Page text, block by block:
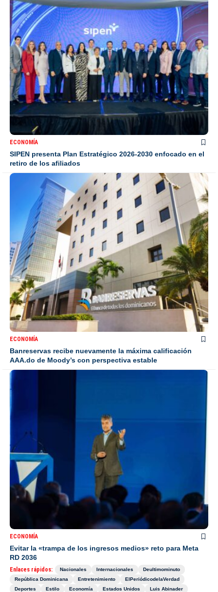
ECONOMÍA
SIPEN presenta Plan Estratégico 2026-2030 enfocado en el
retiro de los afiliados
ECONOMÍA
Banreservas recibe nuevamente la máxima calificación
AAA.do de Moody’s con perspectiva estable
ECONOMÍA
Evitar la «trampa de los ingresos medios» reto para Meta
RD 2036
Enlaces rápidos: Nacionales Internacionales
Deultimominuto
República Dominicana
Entretenimiento
ElPeriódicodelaVerdad
Deportes
Estilo Economía Estados Unidos
Luis Abinader